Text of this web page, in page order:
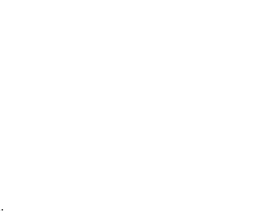
.